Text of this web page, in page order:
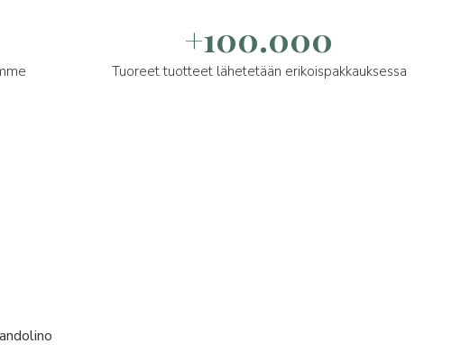
+100.000
Tuoreet tuotteet lähetetään erikoispakkauksessa